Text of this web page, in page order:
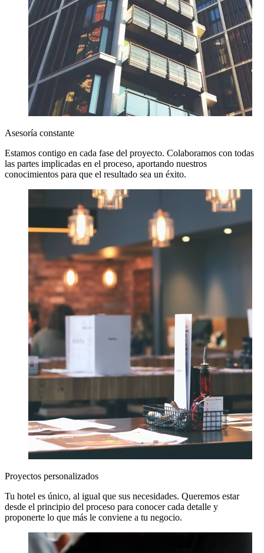
Asesoría constante
Estamos contigo en cada fase del proyecto. Colaboramos con todas
las partes implicadas en el proceso, aportando nuestros
conocimientos para que el resultado sea un éxito.
Proyectos personalizados
Tu hotel es único, al igual que sus necesidades. Queremos estar
desde el principio del proceso para conocer cada detalle y
proponerte lo que más le conviene a tu negocio.